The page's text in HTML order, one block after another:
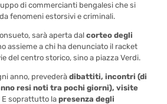
dicommercianti bengalesi che si
fenomeni estorsivi e criminali.
sarà aperta dalcorteo degli
assieme a chi ha denunciato il racket
del centro storico, sino a piazza Verdi.
anno, prevederàdibattiti, incontri (di
resi noti tra pochi giorni), visite
E soprattutto lapresenza degli